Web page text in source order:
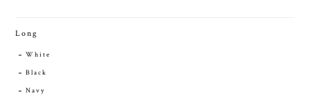
Long
White
Black
Navy